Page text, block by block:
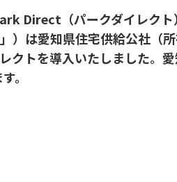
Direct（パークダイレ
）は愛知県住宅供給公社（
クトを導入いたしました。
。